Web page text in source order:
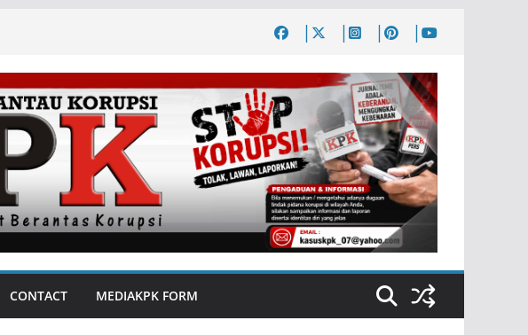
CONTACT MEDIAKPK FORM